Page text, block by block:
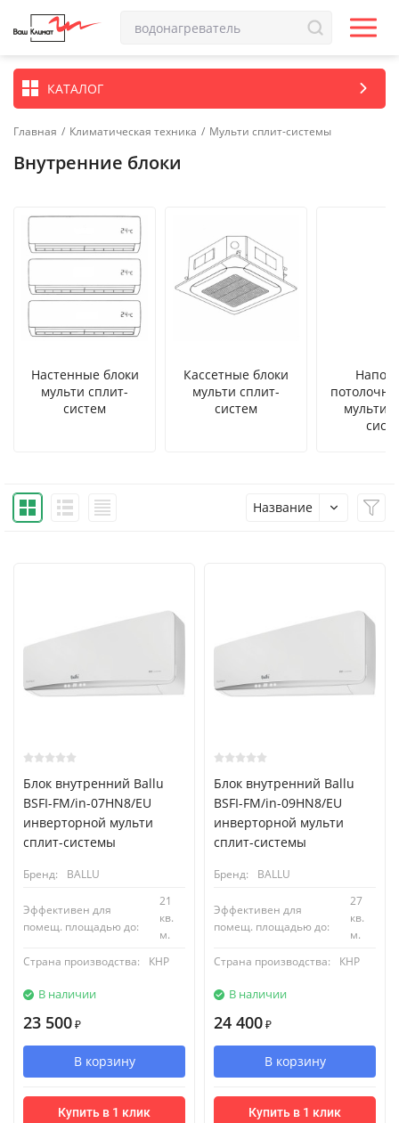
КАТАЛОГ
Главная / Климатическая техника / Мульти сплит-системы
Внутренние блоки
Настенные блоки
мульти сплит-
систем
Кассетные блоки
мульти сплит-
систем
мульти
Название
Блок внутренний Ballu
BSFI-FM/in-07HN8/EU
инверторной мульти
сплит-системы
Бренд: BALLU
Эффективен для
помещ. площадью до:
21
кв.
м.
Страна производства:
КНР
В наличии
23 500 ₽
В корзину
Купить в 1 клик
Блок внутренний Ballu
BSFI-FM/in-09HN8/EU
инверторной мульти
сплит-системы
Бренд: BALLU
Эффективен для
помещ. площадью до:
27
кв.
м.
Страна производства:
КНР
В наличии
24 400 ₽
В корзину
Купить в 1 клик